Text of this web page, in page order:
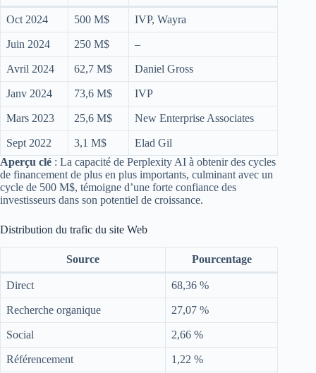
Oct 2024 500 M$ IVP, Wayra
Juin 2024 250 M$ –
Avril 2024 62,7 M$ Daniel Gross
Janv 2024 73,6 M$ IVP
Mars 2023 25,6 M$ New Enterprise Associates
Sept 2022 3,1 M$
Elad Gil
Aperçu clé : La capacité de Perplexity AI à obtenir des cycles
de financement de plus en plus importants, culminant avec un
cycle de 500 M$, témoigne d’une forte confiance des
investisseurs dans son potentiel de croissance.
Distribution du trafic du site Web
Source Pourcentage
Direct 68,36 %
Recherche organique 27,07 %
Social 2,66 %
Référencement 1,22 %